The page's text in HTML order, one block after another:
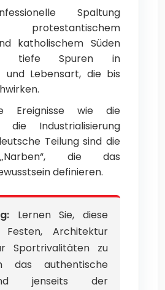
Spaltung
protestantischem
katholischem Süden
tiefe Spuren in
und Lebensart, die bis
Ereignisse wie die
die Industrialisierung
Teilung sind die
die das
definieren.
Lernen Sie, diese
Architektur
Sportrivalitäten zu
das authentische
jenseits der